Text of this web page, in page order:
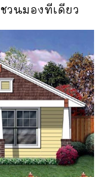
วนมองทีเดียว